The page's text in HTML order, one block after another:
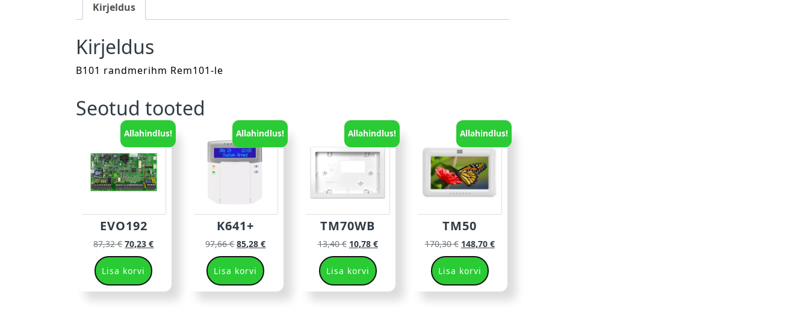
Kirjeldus
Kirjeldus
B101 randmerihm Rem101-le
Seotud tooted
Allahindlus!
EVO192
87,32€ 70,23€
Lisa korvi
Allahindlus!
K641+
97,66€ 85,28€
Lisa korvi
Allahindlus!
TM70WB
13,40€ 10,78 €
Lisa korvi
Allahindlus!
TM50
170,30€ 148,70 €
Lisa korvi